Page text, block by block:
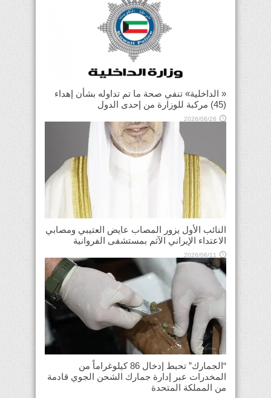
« الداخلية» تنفي صحة ما تم تداوله بشأن إهداء
(45) مركبة للوزارة من إحدى الدول
2026/06/26
النائب الأول يزور المصاب عايض العتيبي ومصابي
الاعتداء الإيراني الآثم بمستشفى الفروانية
2026/06/11
“الجمارك” تحبط إدخال 86 كيلوغراماً من
المخدرات عبر إدارة جمارك الشحن الجوي قادمة
من المملكة المتحدة